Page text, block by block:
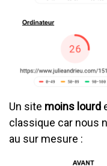
Un site moins lourd
classique car nous
au sur mesure :